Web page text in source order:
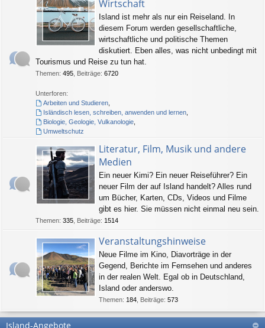
Wirtschaft
Island ist mehr als nur ein Reiseland. In
diesem Forum werden gesellschaftliche,
wirtschaftliche und politische Themen
diskutiert. Eben alles, was nicht unbedingt mit
Tourismus und Reise zu tun hat.
Themen: 495 Beiträge: 6720
Unterforen:
Arbeiten und Studieren,
Isländisch lesen, schreiben, anwenden und lernen,
Biologie, Geologie, Vulkanologie,
Umweltschutz
Literatur, Film, Musik und andere
Medien
Ein neuer Kimi? Ein neuer Reiseführer? Ein
neuer Film der auf Island handelt? Alles rund
um Bücher, Karten, CDs, Videos und Filme
gibt es hier. Sie müssen nicht einmal neu sein.
Themen: 335 Beiträge: 1514
Veranstaltungshinweise
Neue Filme im Kino, Diavorträge in der
Gegend, Berichte im Fernsehen und anderes
in der realen Welt. Egal ob in Deutschland,
Island oder anderswo.
Themen: 184 Beiträge: 573
Island-Angebote